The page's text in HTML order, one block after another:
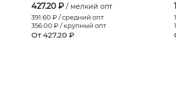
427.20 ₽ / мелкий опт
391.60 ₽ / средний опт
356.00 ₽ / крупный опт
От 427.20 ₽